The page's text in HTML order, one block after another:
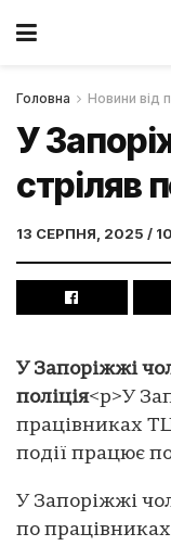
Головна Новини від
У
стріляв
13 СЕРПНЯ, 2025 /
У Запоріжжі
поліція<p>У
працівниках
події працює
У Запоріжжі
по